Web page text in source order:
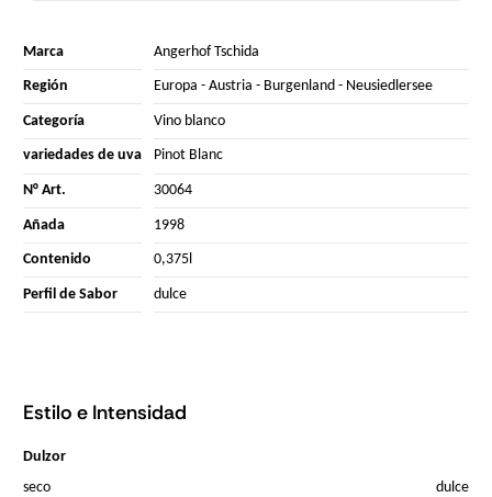
Marca Angerhof Tschida
Región Europa - Austria - Burgenland- Neusiedlersee
Categoría Vino blanco
variedades de uva Pinot Blanc
N° Art. 30064
Añada 1998
Contenido 0,375l
Perfil de Sabor dulce
Estilo e Intensidad
Dulzor
seco
dulce